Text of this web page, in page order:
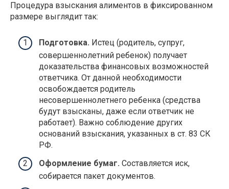
Процедура взыскания алиментов в фиксированном
размере выглядит так:
Подготовка. Истец (родитель, супруг,
совершеннолетний ребенок) получает
доказательства финансовых возможностей
ответчика. От данной необходимости
освобождается родитель
несовершеннолетнего ребенка (средства
будут взысканы, даже если ответчик не
работает). Важно соблюдение других
оснований взыскания, указанных в ст. 83 СК
РФ.
Оформление бумаг. Составляется иск,
собирается пакет документов.